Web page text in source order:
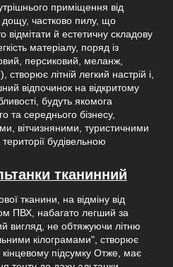
приміщення від
частково пилу, що
відмітати й естетичну складову
матеріалу, поряд із
персиковий, меланж,
створює літній легкий настрій і,
відпочинок на відкритому
будуть якомога
та середнього бізнесу,
вітчизняними, туристичними
будівельною
тканинний
тканини, на відміну від
ПВХ, набагато легший за
вигляд, не обтяжуючи літню
кілограмами", створює
кінцевому підсумку Отже, має